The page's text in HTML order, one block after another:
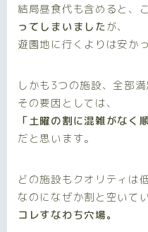
結局昼食代も含めると、
ってしまいましたが、
遊園地に行くよりは安か
しかも3つの施設、全部
その要因としては、
「土曜の割に混雑がなく
だと思います。
どの施設もクオリティは
なのになぜか割と空いて
コレすなわち穴場。